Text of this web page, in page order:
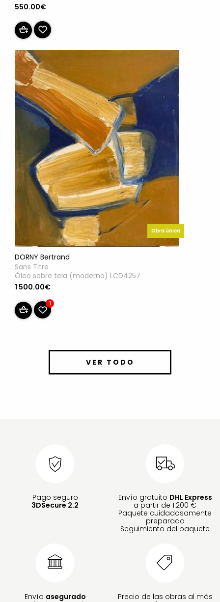
550.00€
Obra única
DORNY Bertrand
Sans Titre
Óleo sobre tela (moderno) LCD4257
1 500.00€
1
VER TODO
Pago seguro
3DSecure 2.2
Envío gratuito DHL Express
a partir de 1.200 €
Paquete cuidadosamente
preparado
Seguimiento del paquete
Envío asegurado
Precio de las obras al más